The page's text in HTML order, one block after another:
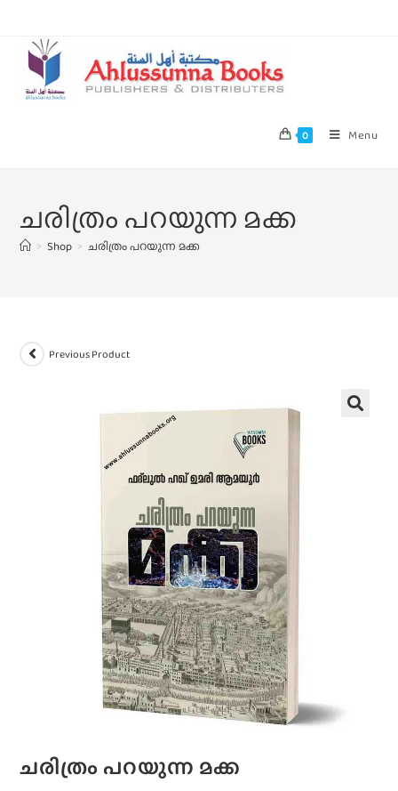
0 Menu
ചരിത്രം പറയുന്ന മക്ക
> Shop > ചരിത്രം പറയുന്ന മക്ക
Previous Product
ചരിത്രം പറയുന്ന മക്ക